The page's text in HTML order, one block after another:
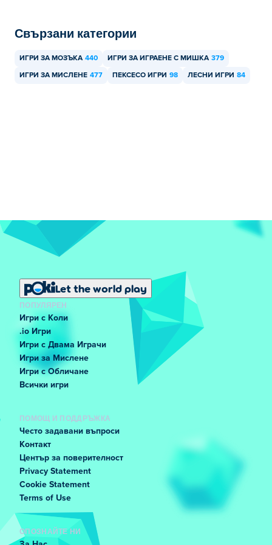
Свързани категории
ИГРИ ЗА МОЗЪКА 440 ИГРИ ЗА ИГРАЕНЕ С МИШКА 379
ИГРИ ЗА МИСЛЕНЕ 477 ПЕКСЕСО ИГРИ 98 ЛЕСНИ ИГРИ 84
Let the world play
ПОПУЛЯРЕН
Игри с Коли
.io Игри
Игри с Двама Играчи
Игри за Мислене
Игри с Обличане
Всички игри
ПОМОЩ И ПОДДРЪЖКА
Често задавани въпроси
Контакт
Център за поверителност
Privacy Statement
Cookie Statement
Terms of Use
ОПОЗНАЙТЕ НИ